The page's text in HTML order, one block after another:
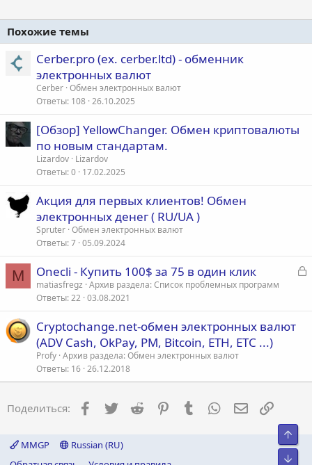
Похожие темы
Cerber.pro (ex. cerber.ltd) - обменник
электронных валют
Cerber Обмен электронных валют
Ответы 108 26.10.2025
[Обзор] YellowChanger. Обмен криптовалюты
по новым стандартам.
Lizardov Lizardov
Ответы 0 17.02.2025
Акция для первых клиентов! Обмен
электронных денег ( RU/UA )
Spruter Обмен электронных валют
Ответы 7 05.09.2024
M
З
Onecli - Купить 100$ за 75 в один клик
matiasfregz Архив раздела: Список проблемных программ
Ответы 22 03.08.2021
Cryptochange.net-обмен электронных валют
(ADV Cash, OkPay, PM, Bitcoin, ETH, ETC ...)
Profy Архив раздела: Обмен электронных валют
Ответы 16 26.12.2018
Поделиться: Facebook
Twitter Reddit PinterestTumblr WhatsApp
MMGP
Russian (RU)